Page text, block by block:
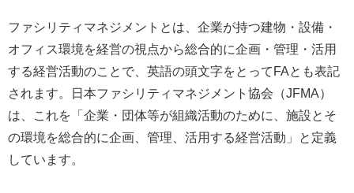
ファシリティマネジメントとは、企業が持つ建物・設備・
オフィス環境を経営の視点から総合的に企画・管理・活用
する経営活動のことで、英語の頭文字をとってFAとも表記
されます。
日本ファシリティマネジメント協会（JFMA）
は、これを「企業・団体等が組織活動のために、施設とそ
の環境を総合的に企画、管理、活用する経営活動」と定義
しています。